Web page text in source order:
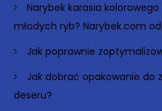
Narybek karasia
młodych ryb? Narybek.com
Jak poprawnie
Jak dobrać opakowanie do
deseru?